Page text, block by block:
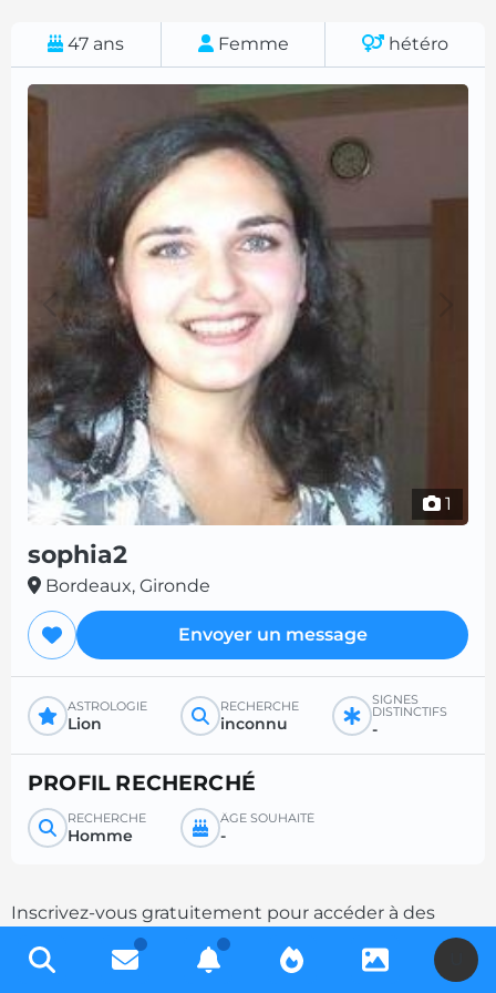
47 ans Femme hétéro
1
sophia2
Bordeaux, Gironde
Envoyer un message
ASTROLOGIE
Lion
RECHERCHE
inconnu
SIGNES
DISTINCTIFS
-
PROFIL RECHERCHÉ
RECHERCHE
Homme
ÂGE SOUHAITÉ
-
Inscrivez-vous gratuitement pour accéder à des
milliers de profils et multipliez les chances de
contacts en complétant votre description.